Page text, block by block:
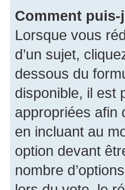
Comment
Lorsque vous
d’un sujet,
dessous du
disponible, il est
appropriées afin
en incluant au
option devant
nombre